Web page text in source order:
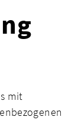
mit